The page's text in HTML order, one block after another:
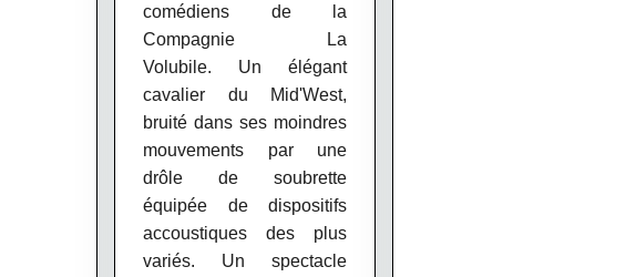
comédiens de la
Compagnie La
Volubile. Un élégant
cavalier du Mid'West,
bruité dans ses moindres
mouvements par une
drôle de soubrette
équipée de dispositifs
accoustiques des plus
variés. Un spectacle